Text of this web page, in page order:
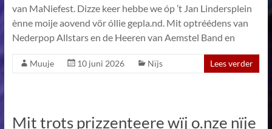
van MaNiefest. Dizze keer hebbe we óp ’t Jan Lindersplein
ènne moije aovend vör óllie gepla.nd. Mit optréédens van
Nederpop Allstars en de Heeren van Aemstel Band en
Muuje 10 juni 2026 Nïjs Lees verder
Mit trots prizzenteere wïj o.nze nïje